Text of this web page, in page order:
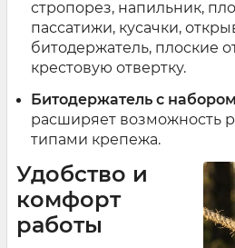
стропорез, напильник,
пассатижи, кусачки,
битодержатель, плоские
крестовую отвертку.
Битодержатель с
расширяет возможность
типами крепежа.
Удобство и
комфорт
работы